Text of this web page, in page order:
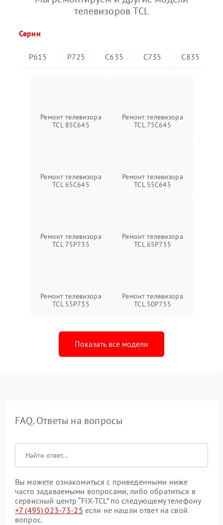
телевизоров TCL
Серии
P615 P725 C635 C735 C835
Ремонт телевизора
TCL 85C645
Ремонт телевизора
TCL 75C645
Ремонт телевизора
TCL 65C645
Ремонт телевизора
TCL 55C645
Ремонт телевизора
TCL 75P735
Ремонт телевизора
TCL 65P735
Ремонт телевизора
TCL 55P735
Ремонт телевизора
TCL 50P735
Показать все модели
FAQ. Ответы на вопросы
Вы можете ознакомиться с приведенными ниже
часто задаваемыми вопросами, либо обратиться в
сервисный центр “FIX-TCL” по следующему телефону
+7 (495) 023-73-25 если не нашли ответ на свой
вопрос.